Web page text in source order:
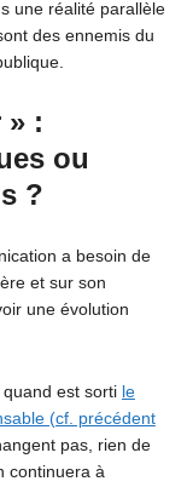
une réalité parallèle
des ennemis du
» :
ou
?
a besoin de
et sur son
une évolution
est sorti le
(cf. précédent
pas, rien de
continuera à